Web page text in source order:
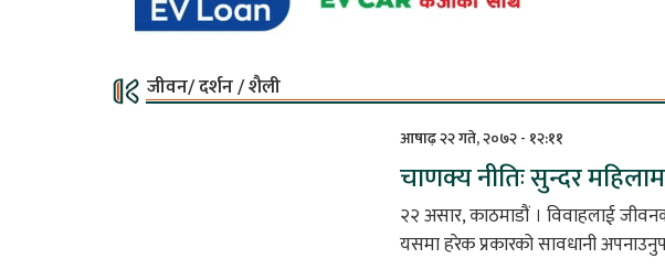
जीवन/ दर्शन / शैली
आषाढ़ २२ गते, २०७२ - १२:११
चाणक्य नीतिः सुन्दर
२२ असार, काठमाडौं । विवाहलाई
यसमा हरेक प्रकारको सावधानी